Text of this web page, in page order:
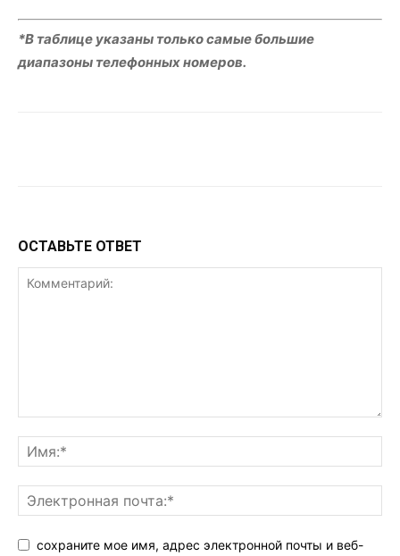
*В таблице указаны только самые большие
диапазоны телефонных номеров.
ОСТАВЬТЕ ОТВЕТ
сохраните мое имя, адрес электронной почты и веб-